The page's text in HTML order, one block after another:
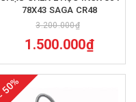
78X43 SAGA CR48
3.200.000₫
1.500.000₫
- 50%